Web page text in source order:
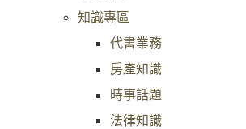
知識專區
代書業務
房產知識
時事話題
法律知識